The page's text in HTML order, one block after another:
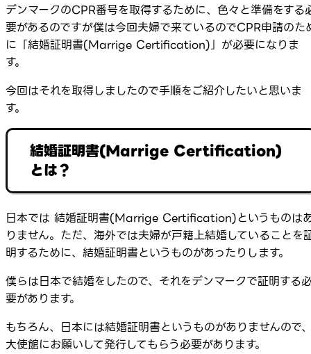
デンマークのCPR番号を取得するために、色々と準備をする
要があるのですが僕は今回夫婦で来ているのでCPR申請のた
に「結婚証明書(Marrige Certification)」が必要になりま
す。
今回はそれを取得しましたので手順をご紹介したいと思いま
す。
結婚証明書(Marrige Certification)
とは？
日本では 結婚証明書(Marrige Certification)というものは
りません。ただ、海外では夫婦が戸籍上結婚していることを
明するために、結婚証明書というものがあったりします。
僕らは日本で結婚をしたので、それをデンマークで証明する
要があります。
もちろん、日本には結婚証明書というものがありませんので
大使館にお願いして発行してもらう必要があります。